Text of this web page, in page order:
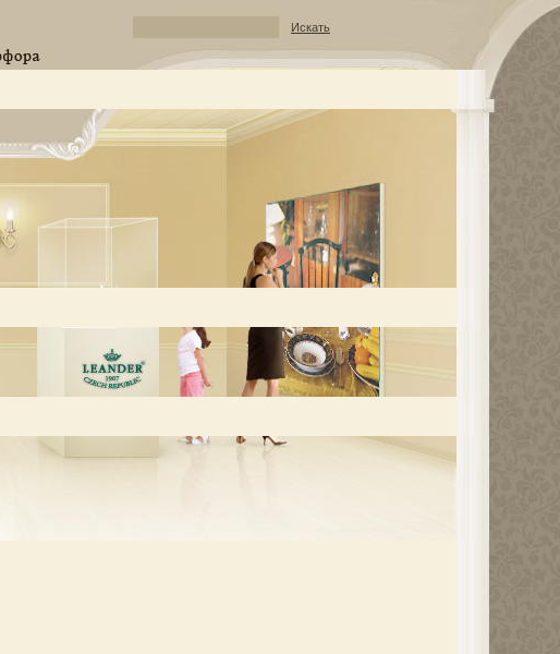
Искать